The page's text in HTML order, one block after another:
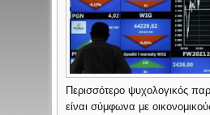
Περισσότερο ψυχολογικός
είναι σύμφωνα με